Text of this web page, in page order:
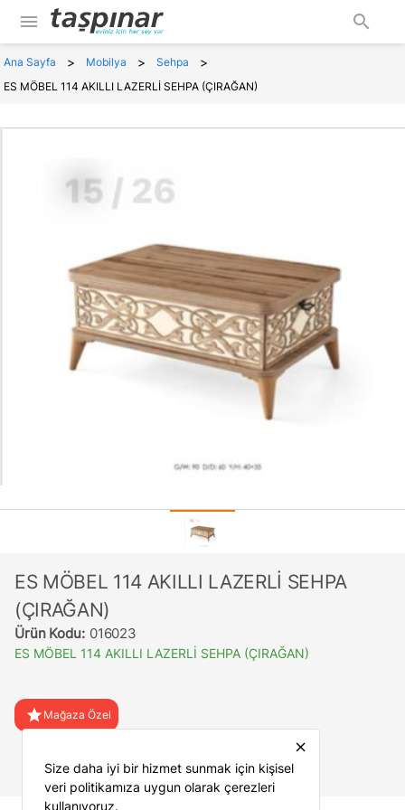
menu search
Ana Sayfa > Mobilya > Sehpa >
ES MÖBEL 114 AKILLI LAZERLİ SEHPA (ÇIRAĞAN)
ES MÖBEL 114 AKILLI LAZERLİ SEHPA
(ÇIRAĞAN)
Ürün Kodu: 016023
ES MÖBEL 114 AKILLI LAZERLİ SEHPA (ÇIRAĞAN)
star Mağaza Özel
close
Size daha iyi bir hizmet sunmak için kişisel
veri politikamıza uygun olarak çerezleri
kullanıyoruz.